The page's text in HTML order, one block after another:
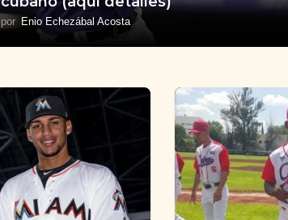
por Enio Echezábal Acosta